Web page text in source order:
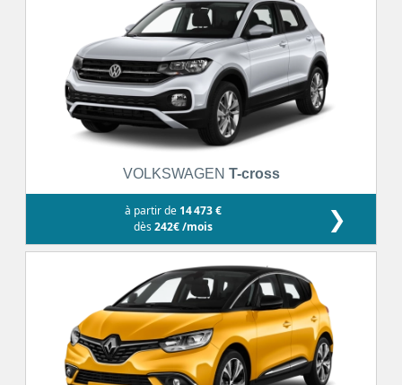
VOLKSWAGEN T-cross
à partir de 14 473 €
dès242€ /mois ❯